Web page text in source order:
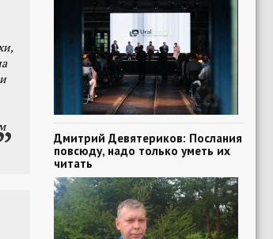
Дмитрий Девятериков: Послания
повсюду, надо только уметь их
читать